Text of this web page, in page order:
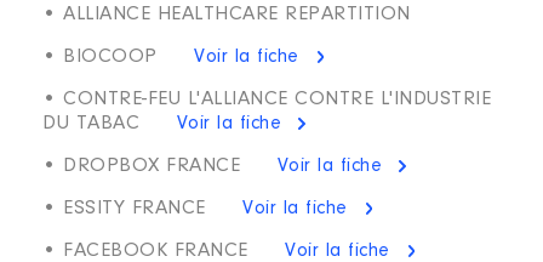
• ALLIANCE HEALTHCARE REPARTITION
• BIOCOOP Voir la fiche
• CONTRE-FEU L'ALLIANCE CONTRE L'INDUSTRIE
DU TABAC
Voir la fiche
• DROPBOX FRANCE Voir la fiche
• ESSITY FRANCE Voir la fiche
• FACEBOOK FRANCE Voir la fiche